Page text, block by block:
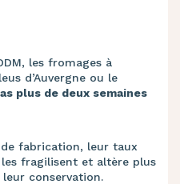
les fromages à
d’Auvergne ou le
plus de deux semaines
fabrication, leur taux
fragilisent et altère plus
leur conservation.